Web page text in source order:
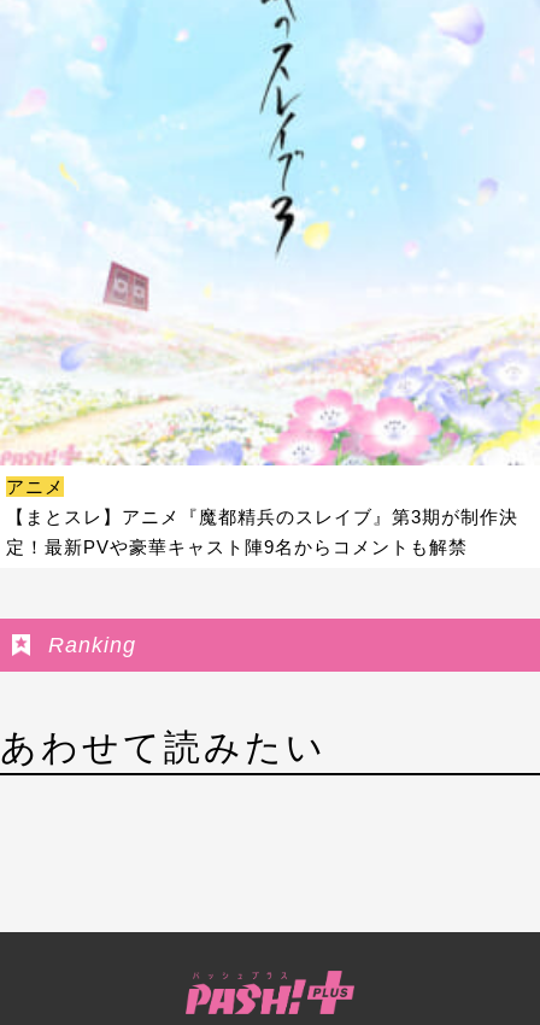
アニメ
【まとスレ】アニメ『魔都精兵のスレイブ』第3期が制作決
定！最新PVや豪華キャスト陣9名からコメントも解禁
Ranking
あわせて読みたい